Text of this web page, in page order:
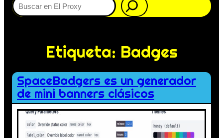
Etiqueta: Badges
SpaceBadgers es un generador
de mini banners clásicos